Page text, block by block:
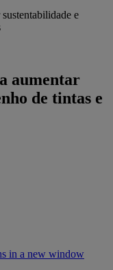
e
aumentar
de tintas e
in a new window